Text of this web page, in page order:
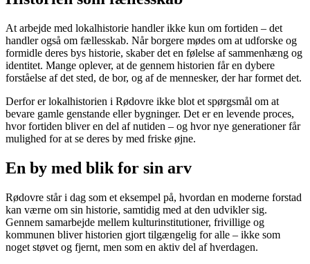
At arbejde med lokalhistorie handler ikke kun om fortiden – det
handler også om fællesskab. Når borgere mødes om at udforske og
formidle deres bys historie, skaber det en følelse af sammenhæng og
identitet. Mange oplever, at de gennem historien får en dybere
forståelse af det sted, de bor, og af de mennesker, der har formet det.
Derfor er lokalhistorien i Rødovre ikke blot et spørgsmål om at
bevare gamle genstande eller bygninger. Det er en levende proces,
hvor fortiden bliver en del af nutiden – og hvor nye generationer får
mulighed for at se deres by med friske øjne.
En by med blik for sin arv
Rødovre står i dag som et eksempel på, hvordan en moderne forstad
kan værne om sin historie, samtidig med at den udvikler sig.
Gennem samarbejde mellem kulturinstitutioner, frivillige og
kommunen bliver historien gjort tilgængelig for alle – ikke som
noget støvet og fjernt, men som en aktiv del af hverdagen.